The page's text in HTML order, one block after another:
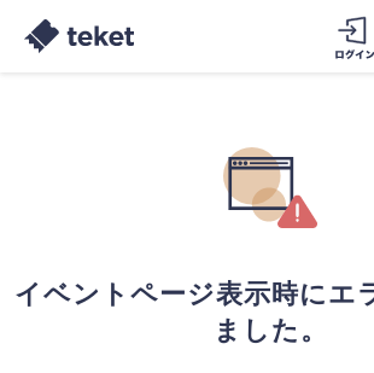
イベントページ表示時にエ
ました。